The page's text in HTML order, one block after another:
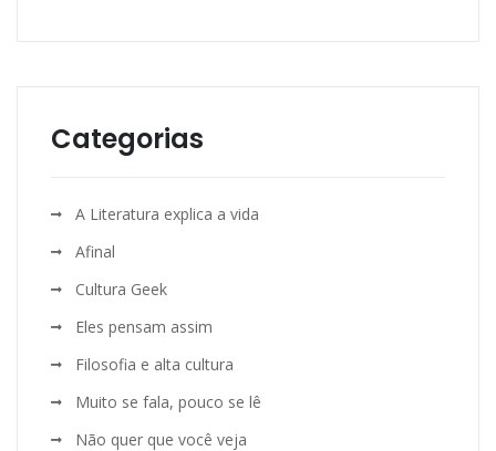
Categorias
A Literatura explica a vida
Afinal
Cultura Geek
Eles pensam assim
Filosofia e alta cultura
Muito se fala, pouco se lê
Não quer que você veja